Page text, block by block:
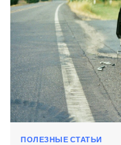
ПОЛЕЗНЫЕ СТАТЬИ